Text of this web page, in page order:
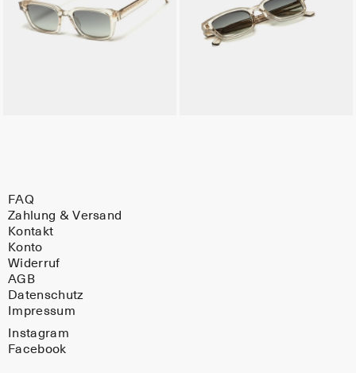
FAQ
Zahlung & Versand
Kontakt
Konto
Widerruf
AGB
Datenschutz
Impressum
Instagram
Facebook